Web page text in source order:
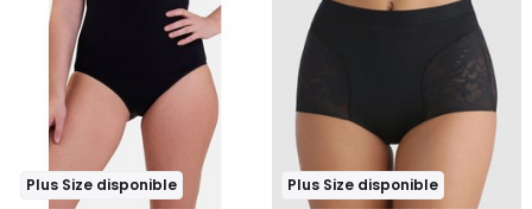
Plus Size disponible Plus Size disponible